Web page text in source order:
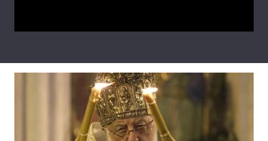
Інтерв'ю Думки
Вакансії